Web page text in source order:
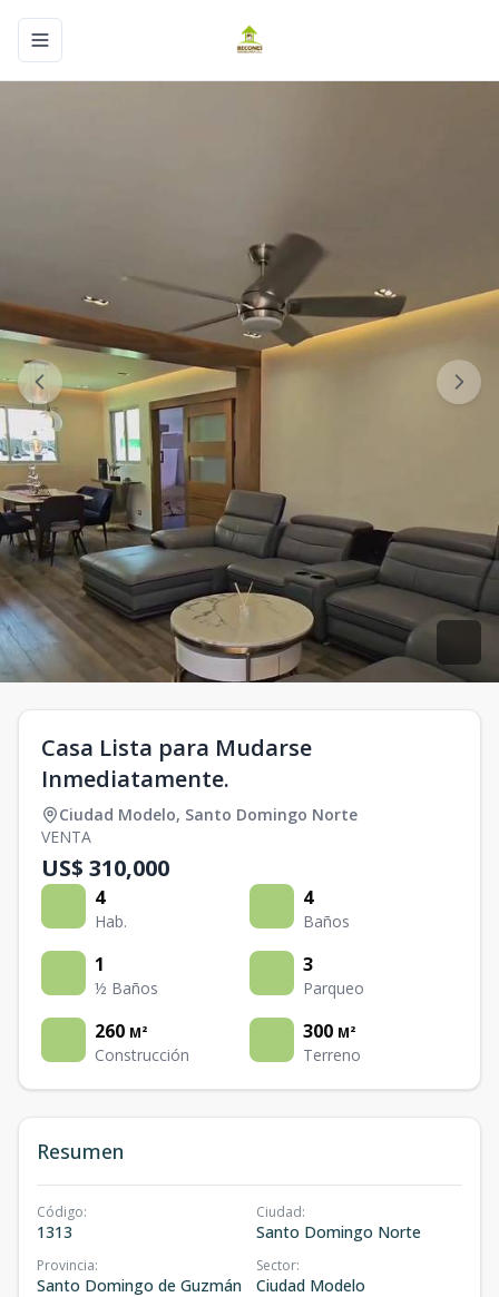
Toggle navigation menu
Casa Lista para Mudarse
Inmediatamente.
Ciudad Modelo, Santo Domingo Norte
VENTA
US$ 310,000
4
Hab.
4
Baños
1
½ Baños
3
Parqueo
260 M²
Construcción
300 M²
Terreno
Resumen
Código:
1313
Ciudad:
Santo Domingo Norte
Provincia:
Santo Domingo de Guzmán
Sector:
Ciudad Modelo